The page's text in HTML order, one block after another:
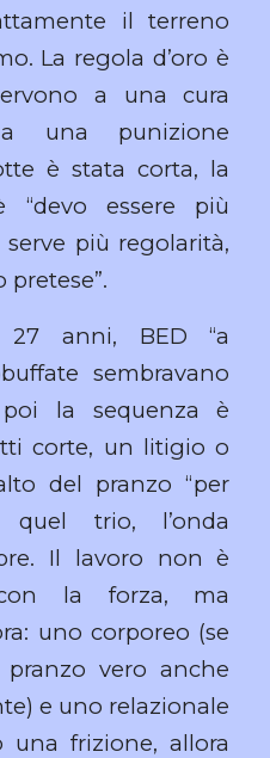
il terreno
La regola d’oro è
a una cura
una punizione
è stata corta, la
“devo essere più
più regolarità,
27 anni, BED “a
sembravano
la sequenza è
corte, un litigio o
del pranzo “per
quel trio, l’onda
Il lavoro non è
la forza, ma
uno corporeo (se
vero anche
e uno relazionale
frizione, allora